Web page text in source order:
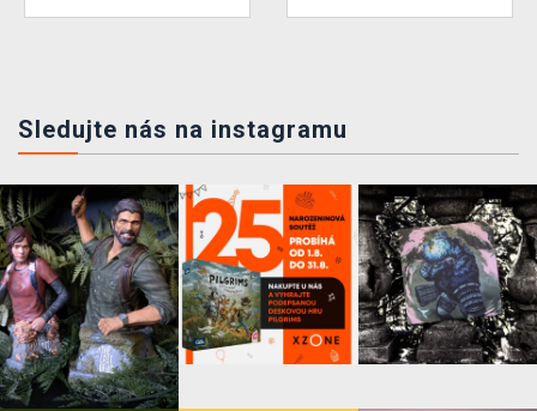
Sledujte nás na instagramu